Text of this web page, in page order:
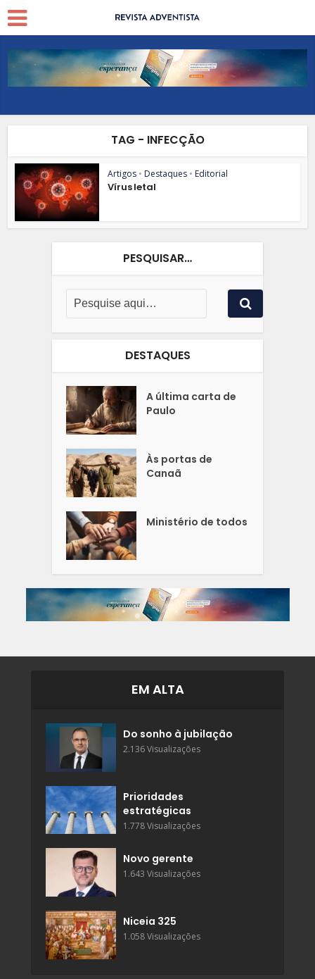
TAG - INFECÇÃO
Artigos • Destaques • Editorial
Vírus letal
PESQUISAR…
DESTAQUES
A última carta de
Paulo
Às portas de
Canaã
Ministério de todos
EM ALTA
Do sonho à jubilação
2.136 Visualizações
Prioridades
estratégicas
1.778 Visualizações
Novo gerente
1.643 Visualizações
Niceia 325
1.058 Visualizações